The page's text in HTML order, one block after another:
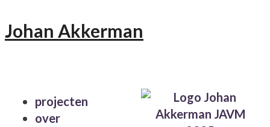
Johan Akkerman
projecten
over